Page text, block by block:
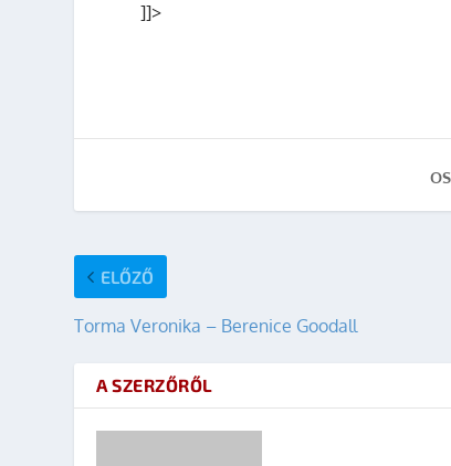
]]>
ELŐZŐ
Torma Veronika – Berenice Goodall
A SZERZŐRŐL